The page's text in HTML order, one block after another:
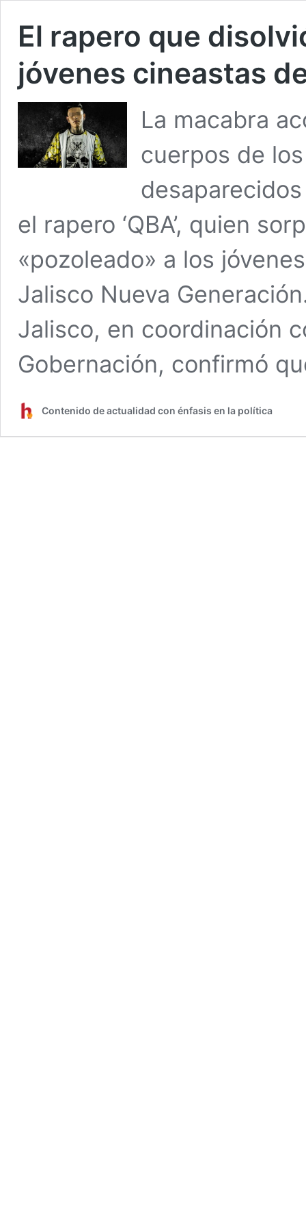
El rapero que
jóvenes cineastas
La macabra
cuerpos de
el rapero ‘QBA’, quien
«pozoleado» a los
Jalisco Nueva
Jalisco, en coordinación
Gobernación, confirmó
Contenido de actualidad con énfasis en la política